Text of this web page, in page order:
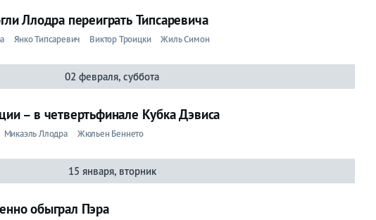
Ллодра переиграть Типсаревича
Янко Типсаревич Виктор Троицки Жиль Симон
02 февраля, суббота
– в четвертьфинале Кубка Дэвиса
Микаэль Ллодра Жюльен Беннето
15 января, вторник
обыграл Пэра